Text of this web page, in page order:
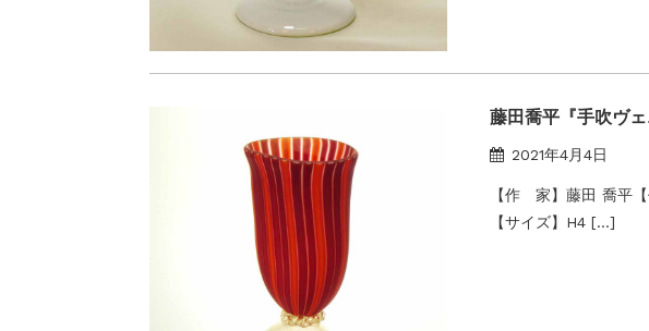
藤田喬平『手吹ヴェ
2021年4月4日
【作 家】藤田 喬平
【サイズ】H4 […]